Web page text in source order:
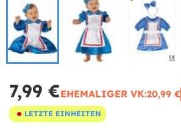
7,99 €EHEMALIGER VK:20,99 €
LETZTE EINHEITEN